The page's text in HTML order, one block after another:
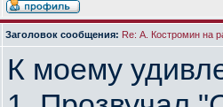
Заголовок сообщения: Re: А. Костромин на
К моему